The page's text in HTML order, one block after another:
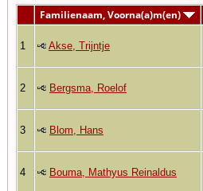
Familienaam, Voorna(a)m(en)
1 Akse, Trijntje
2 Bergsma, Roelof
3 Blom, Hans
4 Bouma, Mathyus Reinaldus